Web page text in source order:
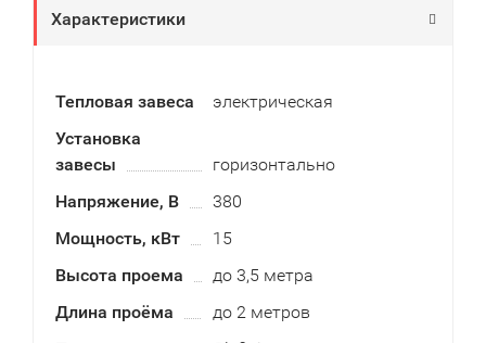
Характеристики
Тепловая завеса
электрическая
Установка
завесы
горизонтально
Напряжение, В
380
Мощность, кВт
15
Высота проема
до 3,5 метра
Длина проёма
до 2 метров